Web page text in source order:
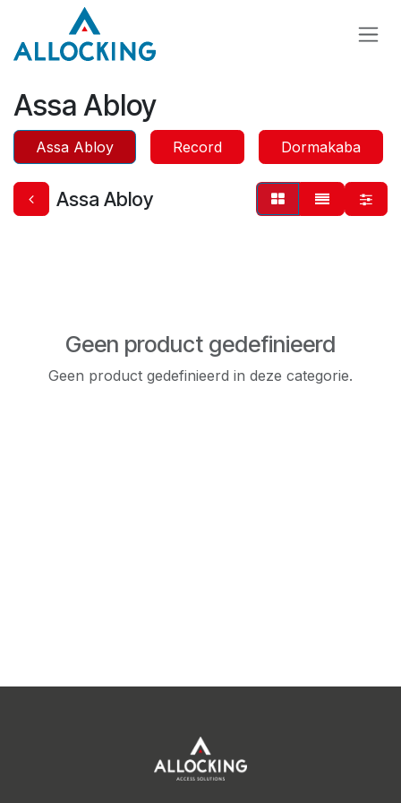
Overslaan naar inhoud
Assa Abloy
Assa Abloy Record Dormakaba
Assa Abloy
Geen product gedefinieerd
Geen product gedefinieerd in deze categorie.